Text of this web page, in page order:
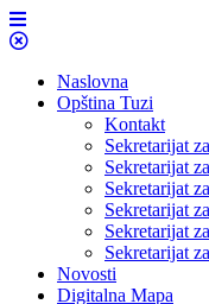
Naslovna
Opština Tuzi
Kontakt
Sekretarijat
Sekretarijat
Sekretarijat
Sekretarijat
Sekretarijat
Sekretarijat
Novosti
Digitalna Mapa